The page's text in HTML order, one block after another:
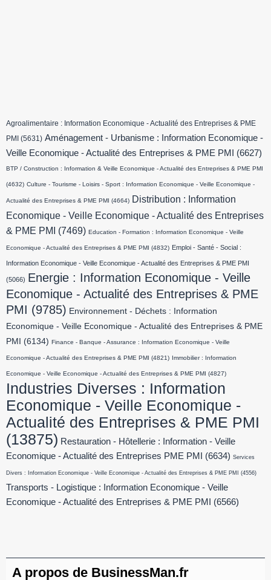
Agroalimentaire : Information Economique - Actualité des Entreprises & PME
PMI (5631) Aménagement - Urbanisme : Information Economique -
Veille Economique - Actualité des Entreprises & PME PMI
(6627)
BTP / Construction : Information & Veille Economique - Actualité des Entreprises & PME PMI
(4632) Culture - Tourisme - Loisirs - Sport : Information Economique - Veille Economique -
Actualité des Entreprises & PME PMI (4664) Distribution : Information
Economique - Veille Economique - Actualité des Entreprises
& PME PMI
(7469) Education - Formation : Information Economique - Veille
Economique - Actualité des Entreprises & PME PMI (4832) Emploi - Santé - Social :
Information Economique - Veille Economique - Actualité des Entreprises & PME PMI
(5066) Energie : Information Economique - Veille
Economique - Actualité des Entreprises & PME
PMI (9785) Environnement - Déchets : Information
Economique - Veille Economique - Actualité des Entreprises & PME
PMI
(6134) Finance - Banque - Assurance : Information Economique - Veille
Economique - Actualité des Entreprises & PME PMI (4821) Immobilier : Information
Economique - Veille Economique - Actualité des Entreprises & PME PMI (4827)
Industries Diverses : Information
Economique - Veille Economique -
Actualité des Entreprises & PME PMI
(13875) Restauration - Hôtellerie : Information - Veille
Economique - Actualité des Entreprises PME PMI
(6634) Services
Divers : Information Economique - Veille Economique - Actualité des Entreprises & PME PMI (4556)
Transports - Logistique : Information Economique - Veille
Economique - Actualité des Entreprises & PME PMI
(6566)
A propos de BusinessMan.fr